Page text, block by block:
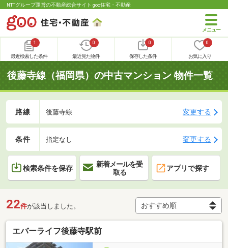
NTTグループ運営の不動産総合サイト goo住宅・不動産
1
最近検索した条件
0
最近見た物件
0
保存した条件
0
お気に入り
後藤寺線（福岡県）の中古マンション 物件一覧
路線 後藤寺線 変更する
条件 指定なし 変更する
検索条件を保存
新着メールを受
取る
アプリで探す
22件が該当しました。
エバーライフ後藤寺駅前